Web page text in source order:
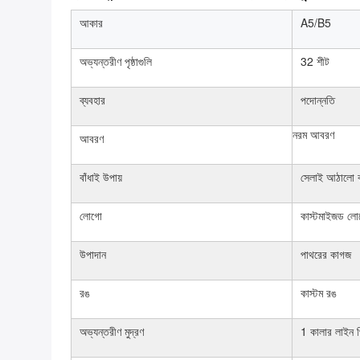
আকার
A5/B5
অভ্যন্তরীণ পৃষ্ঠাগুলি 32 শীট
ব্যবহার পদোন্নতি
আবরণ নরম আবরণ
বাঁধাই উপায় সেলাই আঠালো
লোগো কাস্টমাইজড
উপাদান পাথরের কাগজ
রঙ কাস্টম রঙ
অভ্যন্তরীণ মুদ্রণ 1 কালার লাইন